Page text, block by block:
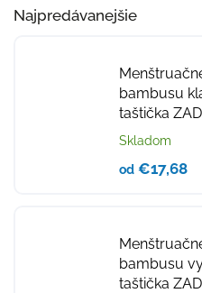
Najpredávanejšie
bambusu
taštička
Skladom
od €17,68
bambusu
taštička